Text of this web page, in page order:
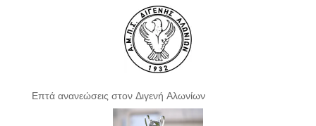
Επτά ανανεώσεις στον Διγενή Αλωνίων